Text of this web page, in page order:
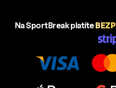
Na SportBreak platíte